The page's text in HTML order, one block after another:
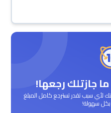
لأي سبب تقدر تسترجع كامل المبلغ